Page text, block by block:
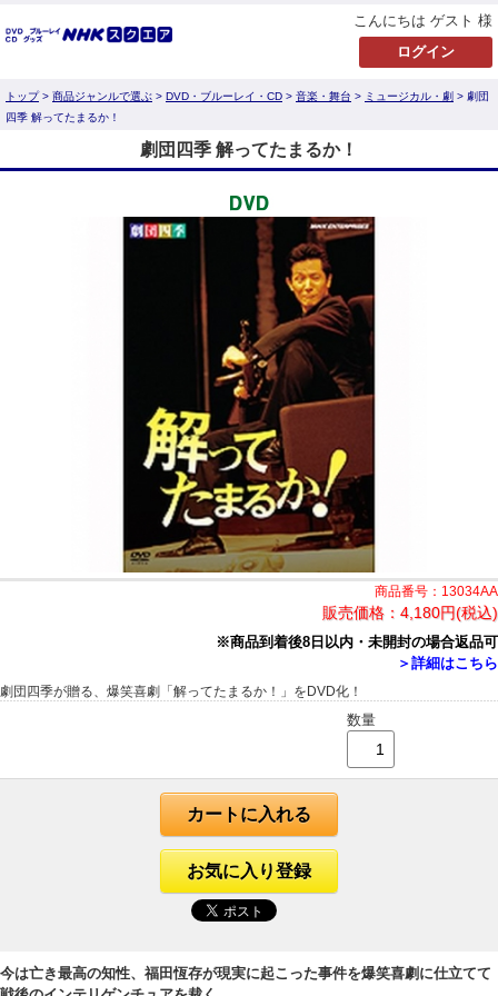
こんにちは ゲスト 様
トップ> 商品ジャンルで選ぶ > DVD・ブルーレイ・CD > 音楽・舞台 > ミュージカル・劇 > 劇団
四季 解ってたまるか！
劇団四季 解ってたまるか！
商品番号：13034AA
販売価格： 4,180円(税込)
※商品到着後8日以内・未開封の場合返品可
＞詳細はこちら
劇団四季が贈る、爆笑喜劇「解ってたまるか！」をDVD化！
数量
カートに入れる
お気に入り登録
今は亡き最高の知性、福田恆存が現実に起こった事件を爆笑喜劇に仕立てて